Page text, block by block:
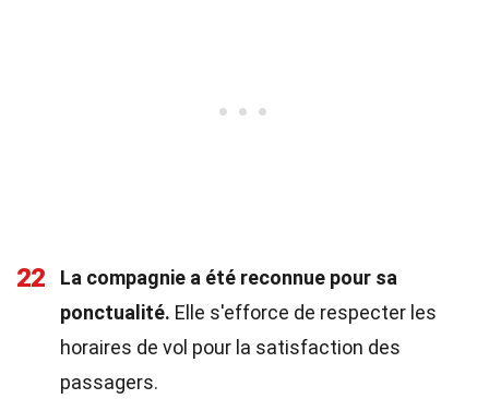
22
La compagnie a été reconnue pour sa
ponctualité. Elle s'efforce de respecter les
horaires de vol pour la satisfaction des
passagers.